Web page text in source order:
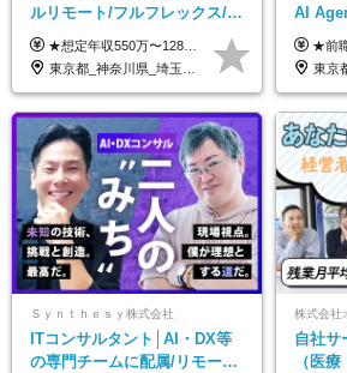
ルリモート/フルフレックス/残
業基本なし/全国からの応募
OK/特別休暇あり
★想定年収550万〜1289万円 ■契約社員 月給45.8万〜71.6万円 ★想定年収688万〜1611万円 ■正社員 月給57.3万〜89.5万円 ※給与は経験・スキルを考慮の上、決定します。 ※試用期間3ヶ月（その間の給与・待遇に差異はありません）期間は短縮の可能性あり ※残業代は別途全額支給します 【★評価について★】 弊社では、1〜7の7段階からなる等級制を導入しています。 【★昇給の仕組み★】 等級が1段階上がるごとに、基本給の25％に相当する額が昇給されます。 評価は年2回実施されるため、年に2回の昇給チャンスがあります。 頑張りが正当に評価される、透明性の高い制度です。
東京都_神奈川県_埼玉県_千葉県_大阪府_愛知県_北海道_青森県_岩手県_宮城県_秋田県_山形県_福島県_茨城県_栃木県_群馬県_新潟県_山梨県_長野県_富山県_石川県_福井県_静岡県_岐阜県_三重県_兵庫県_京都府_滋賀県_奈良県_和歌山県_広島県_岡山県_鳥取県_島根県_山口県_徳島県_香川県_愛媛県_高知県_福岡県_熊本県_佐賀県_長崎県_大分県_宮崎県_鹿児島県_沖縄県
AI
AIエン
★前職給与保証 ★初年度年収700～800万円も可能 月給50万円～90万円＋賞
東京都_神奈川県_埼玉県_千葉県_大阪府_愛知県_北海道_青森県_岩手県_宮城県_秋田県
Ｓｙｎｔｈｅｓｙ株式会社
ITコンサルタント│AI・DX等
の専門チームに配属/リモート
株式会社
自社サ
（医